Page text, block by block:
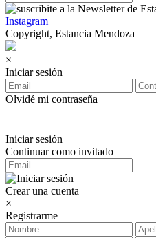
Instagram
Copyright, Estancia Mendoza
×
Iniciar sesión
Olvidé mi contraseña
Iniciar sesión
Continuar como invitado
Crear una cuenta
×
Registrarme